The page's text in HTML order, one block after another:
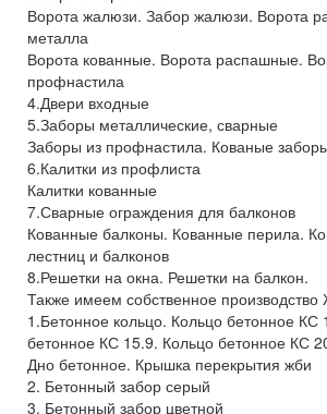
Ворота жалюзи. Забор жалюзи. Ворота
металла
Ворота кованные. Ворота распашные.
профнастила
4.Двери входные
5.Заборы металлические, сварные
Заборы из профнастила. Кованые
6.Калитки из профлиста
Калитки кованные
7.Сварные ограждения для балконов
Кованные балконы. Кованные перила.
лестниц и балконов
8.Решетки на окна. Решетки на балкон.
Также имеем собственное
1.Бетонное кольцо. Кольцо бетонное КС
бетонное КС 15.9. Кольцо бетонное КС
Дно бетонное. Крышка перекрытия жби
2. Бетонный забор серый
3. Бетонный забор цветной